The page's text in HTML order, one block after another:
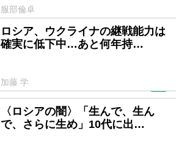
服部倫卓
ロシア、ウクライナの継戦能力は
確実に低下中…あと何年持…
加藤 学
〈ロシアの闇〉「生んで、生ん
で、さらに生め」10代に出…